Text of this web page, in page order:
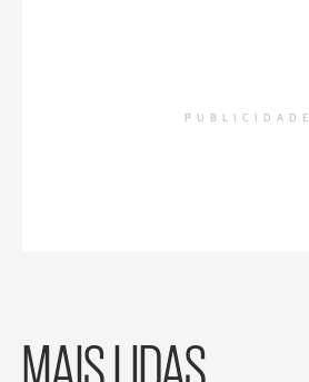
PUBLICIDADE
MAIS LIDAS